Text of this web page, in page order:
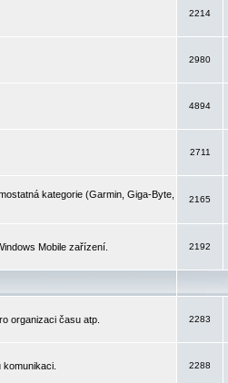
2214
2980
4894
2711
kategorie (Garmin, Giga-Byte,
2165
Mobile zařízení.
2192
organizaci času atp.
2283
2288